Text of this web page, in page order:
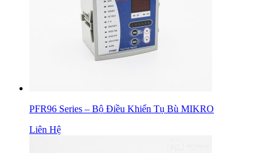
PFR96 Series – Bộ Điều Khiển Tụ Bù MIKRO
Liên Hệ